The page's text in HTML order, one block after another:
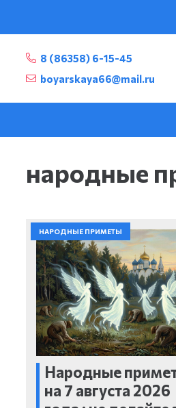
8 (86358) 6-15-45
boyarskaya66@mail.ru
народные
НАРОДНЫЕ ПРИМЕТЫ
Народные
на 7 августа 2026